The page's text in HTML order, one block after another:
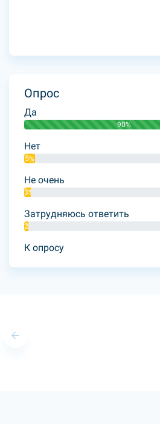
Опрос
Да
90%
Нет
5%
Не очень
3%
Затрудняюсь ответить
2%
К опросу